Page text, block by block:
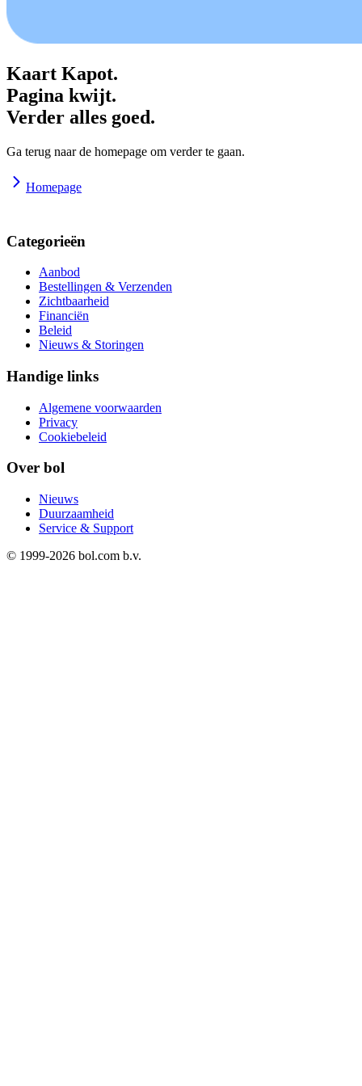
Kaart Kapot.
Pagina kwijt.
Verder alles goed.
Ga terug naar de homepage om verder te gaan.
Homepage
Categorieën
Aanbod
Bestellingen & Verzenden
Zichtbaarheid
Financiën
Beleid
Nieuws & Storingen
Handige links
Algemene voorwaarden
Privacy
Cookiebeleid
Over bol
Nieuws
Duurzaamheid
Service & Support
© 1999-2026 bol.com b.v.